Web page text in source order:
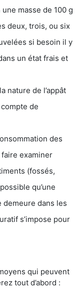
masse de 100 g
deux, trois, ou six
si besoin il y
un état frais et
nature de l’appât
de
des
examiner
(fossés,
qu’une
dans les
s’impose pour
qui peuvent
tout d’abord :